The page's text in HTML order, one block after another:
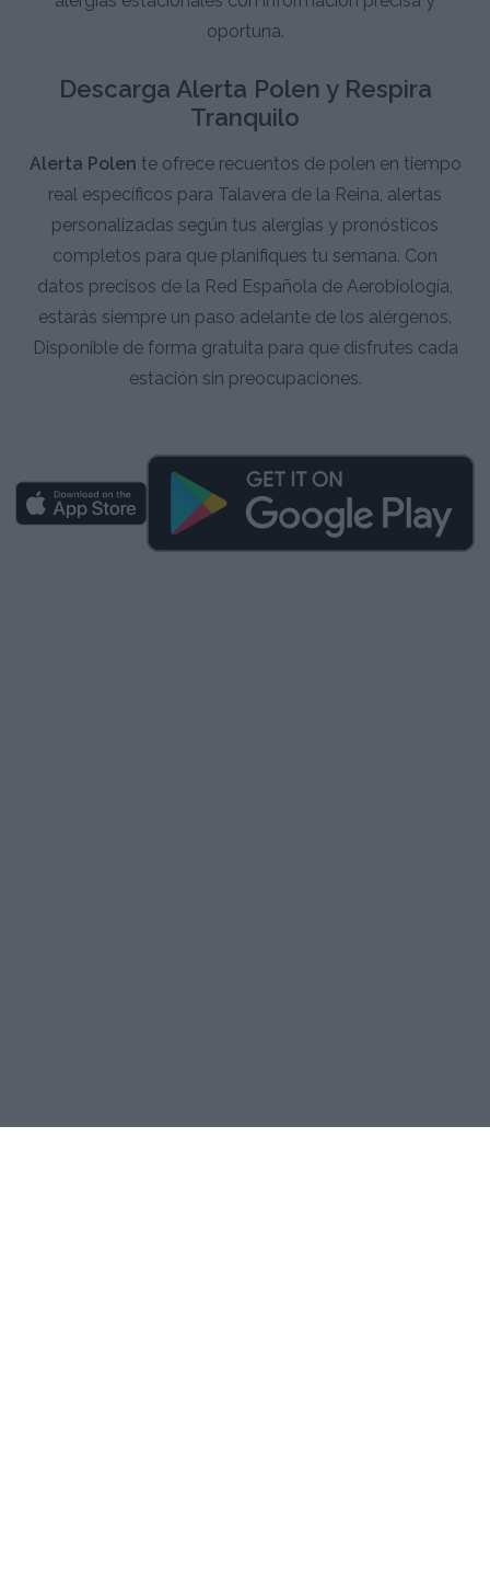
oportuna.
Descarga Alerta Polen y Respira
Tranquilo
Alerta Polen te ofrece recuentos de polen en tiempo
real específicos para Talavera de la Reina, alertas
personalizadas según tus alergias y pronósticos
completos para que planifiques tu semana. Con
datos precisos de la Red Española de Aerobiología,
estarás siempre un paso adelante de los alérgenos.
Disponible de forma gratuita para que disfrutes cada
estación sin preocupaciones.